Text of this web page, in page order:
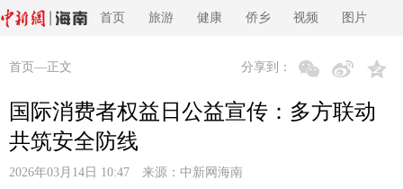
首页 旅游 健康 侨乡 视频 图片
首页 —正文 分享到：
国际消费者权益日公益宣传：多方联动
共筑安全防线
2026年03月14日 10:47 来源： 中新网海南